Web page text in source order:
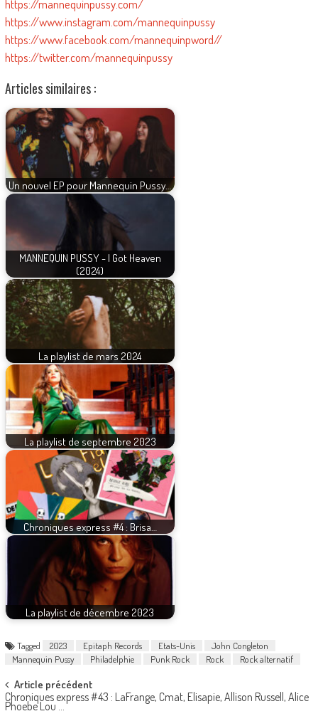
https://mannequinpussy.com/
https://www.instagram.com/mannequinpussy
https://www.facebook.com/mannequinpword//
https://twitter.com/mannequinpussy
Articles similaires :
Un nouvel EP pour Mannequin Pussy…
MANNEQUIN PUSSY - I Got Heaven
(2024)
La playlist de mars 2024
La playlist de septembre 2023
Chroniques express #4 : Brisa…
La playlist de décembre 2023
Tagged 2023 Epitaph Records Etats-Unis
John Congleton
Mannequin Pussy
Philadelphie Punk Rock Rock Rock alternatif
Post
navigation
Article précédent
Chroniques express #43 : LaFrange, Cmat, Elisapie, Allison Russell, Alice
Phoebe Lou …